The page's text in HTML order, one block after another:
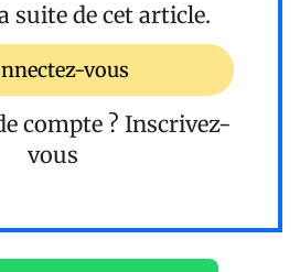
suite de cet article.
vous
compte ? Inscrivez-
vous